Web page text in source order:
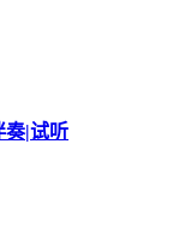
奏|试听